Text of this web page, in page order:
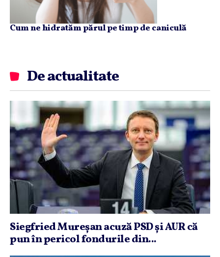
Cum ne hidratăm părul pe timp de caniculă
De actualitate
Siegfried Mureşan acuză PSD şi AUR că
pun în pericol fondurile din...